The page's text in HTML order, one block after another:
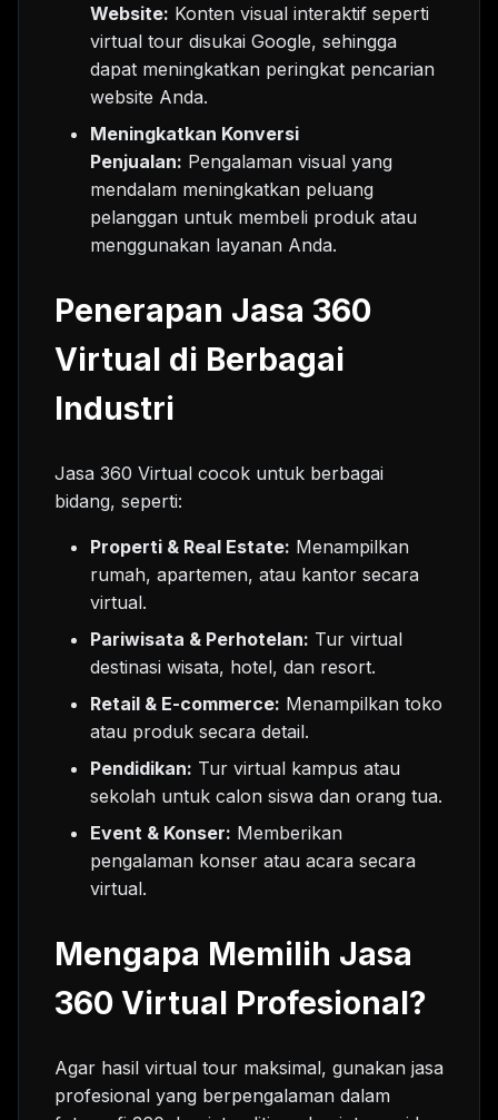
Website: Konten visual interaktif seperti
virtual tour disukai Google, sehingga
dapat meningkatkan peringkat pencarian
website Anda.
Meningkatkan Konversi
Penjualan: Pengalaman visual yang
mendalam meningkatkan peluang
pelanggan untuk membeli produk atau
menggunakan layanan Anda.
Penerapan Jasa 360
Virtual di Berbagai
Industri
Jasa 360 Virtual cocok untuk berbagai
bidang, seperti:
Properti & Real Estate: Menampilkan
rumah, apartemen, atau kantor secara
virtual.
Pariwisata & Perhotelan: Tur virtual
destinasi wisata, hotel, dan resort.
Retail & E-commerce: Menampilkan toko
atau produk secara detail.
Pendidikan: Tur virtual kampus atau
sekolah untuk calon siswa dan orang tua.
Event & Konser: Memberikan
pengalaman konser atau acara secara
virtual.
Mengapa Memilih Jasa
360 Virtual Profesional?
Agar hasil virtual tour maksimal, gunakan jasa
profesional yang berpengalaman dalam